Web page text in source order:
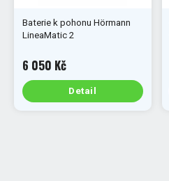
Baterie k pohonu Hörmann
LineaMatic 2
6 050 Kč
Detail